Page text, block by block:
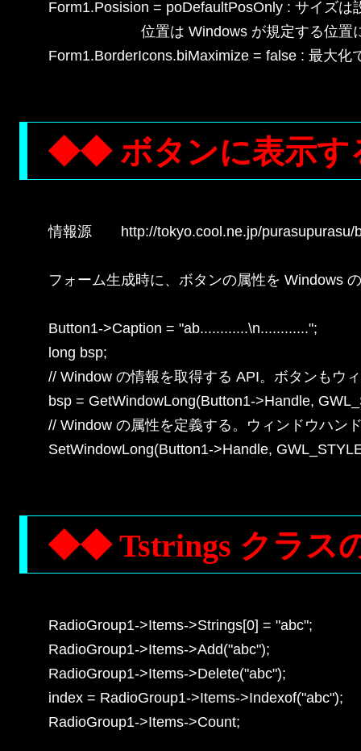
Form1.Posision = poDefaultPosOnly : サイズは
位置は Windows が規定する
Form1.BorderIcons.biMaximize = false : 最大化
◆◆ ボタンに表示す
情報源　　http://tokyo.cool.ne.jp/purasupurasu/
フォーム生成時に、ボタンの属性を Windows
Button1->Caption = "ab............\n............";
long bsp;
// Window の情報を取得する API。ボタンもウ
bsp = GetWindowLong(Button1->Handle,
// Window の属性を定義する。ウィンドウハン
SetWindowLong(Button1->Handle,
◆◆ Tstrings クラス
RadioGroup1->Items->Strings[0] = "abc";
RadioGroup1->Items->Add("abc");
RadioGroup1->Items->Delete("abc");
index = RadioGroup1->Items->Indexof("abc");
RadioGroup1->Items->Count;